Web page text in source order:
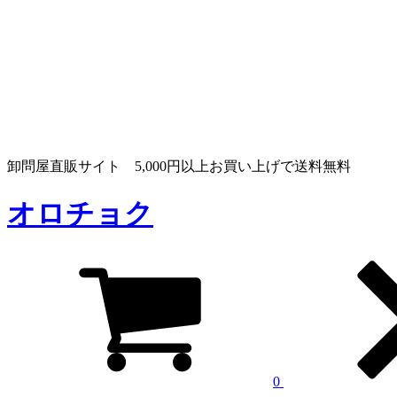
卸問屋直販サイト 5,000円以上お買い上げで送料無料
オロチョク
0